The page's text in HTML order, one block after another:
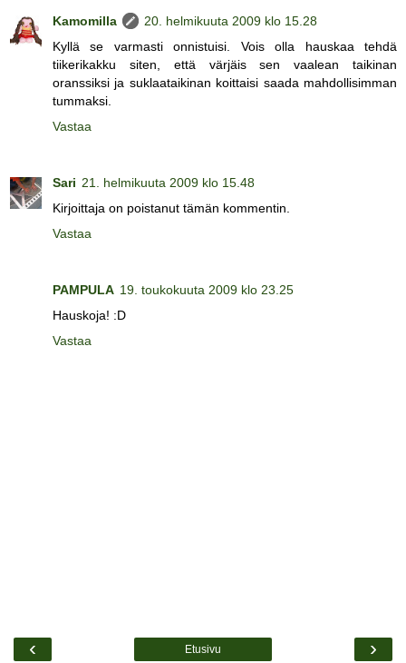
Kamomilla
20. helmikuuta 2009 klo 15.28
Kyllä se varmasti onnistuisi. Vois olla hauskaa tehdä
tiikerikakku siten, että värjäis sen vaalean taikinan
oranssiksi ja suklaataikinan koittaisi saada mahdollisimman
tummaksi.
Vastaa
Sari 21. helmikuuta 2009 klo 15.48
Kirjoittaja on poistanut tämän kommentin.
Vastaa
PAMPULA 19. toukokuuta 2009 klo 23.25
Hauskoja! :D
Vastaa
‹ ›
Etusivu